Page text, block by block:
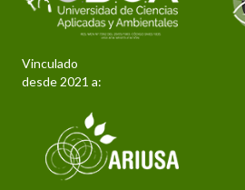
Vinculado
desde 2021 a: